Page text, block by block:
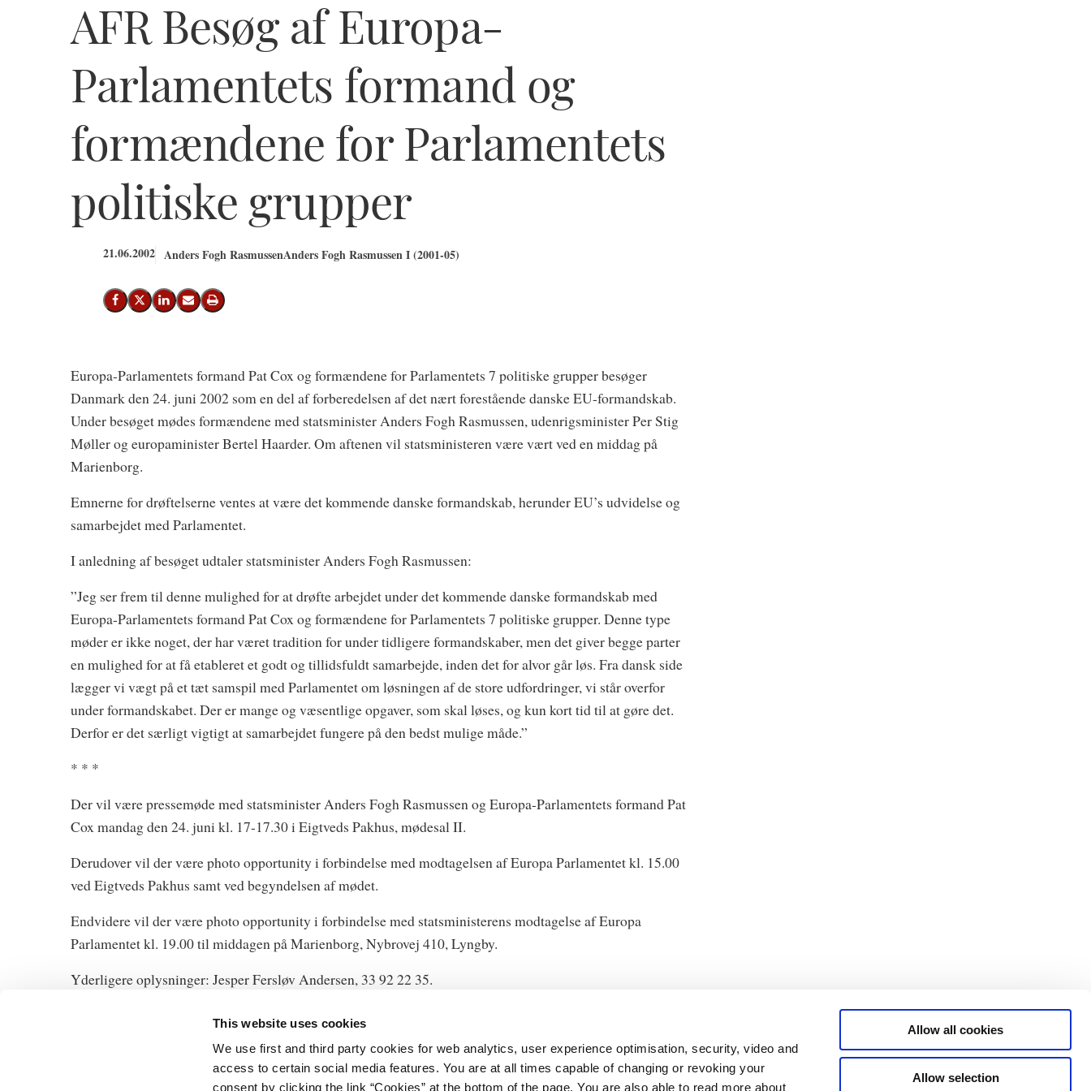
This website uses cookies
We use first and third party cookies for web analytics, user experience optimisation, security, video and
access to certain social media features. You are at all times capable of changing or revoking your
consent by clicking the link “Cookies” at the bottom of the page. You are also able to read more about
Allow all cookies
Allow selection
AFR Besøg af Europa-
Parlamentets formand og
formændene for Parlamentets
politiske grupper
21.06.2002 Anders Fogh RasmussenAnders Fogh Rasmussen I (2001-05)
Del på Facebook
Del på X (Twitter)
Del på LinkedIn
Send email
Print
Europa-Parlamentets formand Pat Cox og formændene for Parlamentets 7 politiske grupper besøger
Danmark den 24. juni 2002 som en del af forberedelsen af det nært forestående danske EU-formandskab.
Under besøget mødes formændene med statsminister Anders Fogh Rasmussen, udenrigsminister Per Stig
Møller og europaminister Bertel Haarder. Om aftenen vil statsministeren være vært ved en middag på
Marienborg.
Emnerne for drøftelserne ventes at være det kommende danske formandskab, herunder EU’s udvidelse og
samarbejdet med Parlamentet.
I anledning af besøget udtaler statsminister Anders Fogh Rasmussen:
”Jeg ser frem til denne mulighed for at drøfte arbejdet under det kommende danske formandskab med
Europa-Parlamentets formand Pat Cox og formændene for Parlamentets 7 politiske grupper. Denne type
møder er ikke noget, der har været tradition for under tidligere formandskaber, men det giver begge parter
en mulighed for at få etableret et godt og tillidsfuldt samarbejde, inden det for alvor går løs. Fra dansk side
lægger vi vægt på et tæt samspil med Parlamentet om løsningen af de store udfordringer, vi står overfor
under formandskabet. Der er mange og væsentlige opgaver, som skal løses, og kun kort tid til at gøre det.
Derfor er det særligt vigtigt at samarbejdet fungere på den bedst mulige måde.”
* * *
Der vil være pressemøde med statsminister Anders Fogh Rasmussen og Europa-Parlamentets formand Pat
Cox mandag den 24. juni kl. 17-17.30 i Eigtveds Pakhus, mødesal II.
Derudover vil der være photo opportunity i forbindelse med modtagelsen af Europa Parlamentet kl. 15.00
ved Eigtveds Pakhus samt ved begyndelsen af mødet.
Endvidere vil der være photo opportunity i forbindelse med statsministerens modtagelse af Europa
Parlamentet kl. 19.00 til middagen på Marienborg, Nybrovej 410, Lyngby.
Yderligere oplysninger: Jesper Fersløv Andersen, 33 92 22 35.